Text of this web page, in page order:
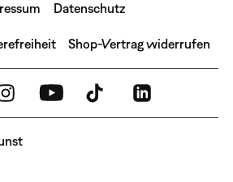
Datenschutz
Shop-Vertrag widerrufen